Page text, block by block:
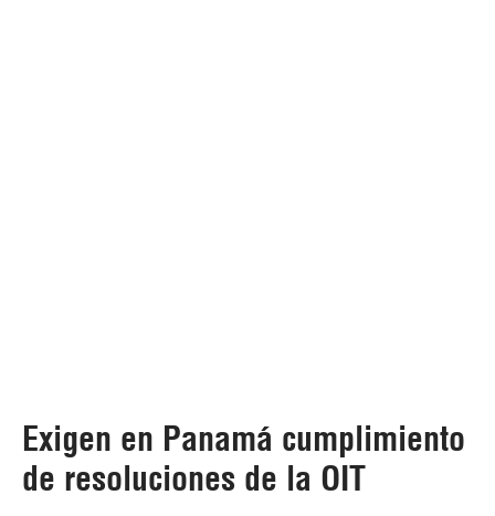
Exigen en Panamá cumplimiento
de resoluciones de la OIT